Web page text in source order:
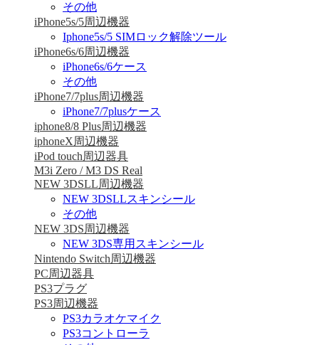
その他
iPhone5s/5周辺機器
Iphone5s/5 SIMロック解除ツール
iPhone6s/6周辺機器
iPhone6s/6ケース
その他
iPhone7/7plus周辺機器
iPhone7/7plusケース
iphone8/8 Plus周辺機器
iphoneX周辺機器
iPod touch周辺器具
M3i Zero / M3 DS Real
NEW 3DSLL周辺機器
NEW 3DSLLスキンシール
その他
NEW 3DS周辺機器
NEW 3DS専用スキンシール
Nintendo Switch周辺機器
PC周辺器具
PS3プラグ
PS3周辺機器
PS3カラオケマイク
PS3コントローラ